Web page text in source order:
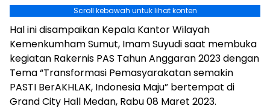
Scroll kebawah untuk lihat konten
Hal ini disampaikan Kepala Kantor Wilayah
Kemenkumham Sumut, Imam Suyudi saat membuka
kegiatan Rakernis PAS Tahun Anggaran 2023 dengan
Tema “Transformasi Pemasyarakatan semakin
PASTI BerAKHLAK, Indonesia Maju” bertempat di
Grand City Hall Medan, Rabu 08 Maret 2023.